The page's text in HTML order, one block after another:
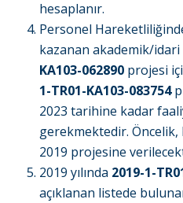
hesaplanır.
Personel
kazanan akademik/
KA103-062890 projesi
1-TR01-KA103-083754
2023 tarihine kadar
gerekmektedir. Öncelik,
2019 projesine
2019 yılında 2019-1-
açıklanan listede